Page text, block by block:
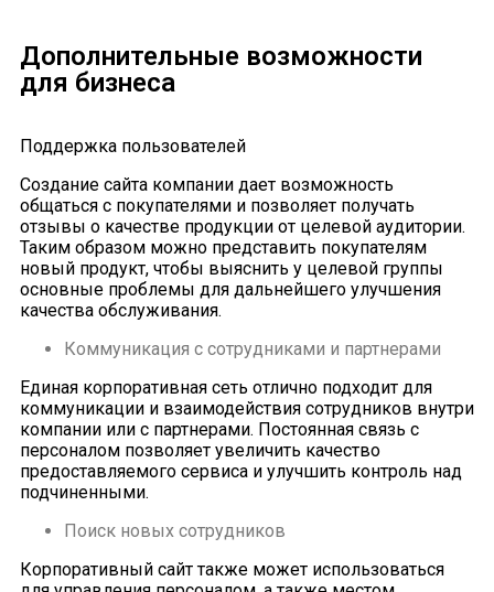
Дополнительные возможности
для бизнеса
Поддержка пользователей
Создание сайта компании дает возможность
общаться с покупателями и позволяет получать
отзывы о качестве продукции от целевой аудитории.
Таким образом можно представить покупателям
новый продукт, чтобы выяснить у целевой группы
основные проблемы для дальнейшего улучшения
качества обслуживания.
Коммуникация с сотрудниками и партнерами
Единая корпоративная сеть отлично подходит для
коммуникации и взаимодействия сотрудников внутри
компании или с партнерами. Постоянная связь с
персоналом позволяет увеличить качество
предоставляемого сервиса и улучшить контроль над
подчиненными.
Поиск новых сотрудников
Корпоративный сайт также может использоваться